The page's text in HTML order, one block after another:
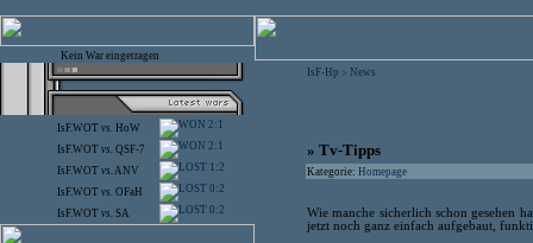
Kein War eingetragen
IsF.WOT vs. HoW 2:1
IsF.WOT vs. QSF-7 2:1
IsF.WOT vs.ANV 1:2
IsF.WOT vs. OFaH 0:2
IsF.WOT vs. SA 0:2
IsF-Hp > News
» Tv-Tipps
Kategorie: Homepage
Wie manche sicherlich schon gesehen
jetzt noch ganz einfach aufgebaut,